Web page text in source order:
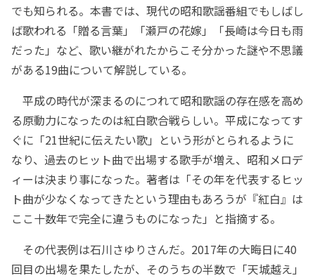
でも知られる。本書では、現代の昭和歌謡番組でもしばし
ば歌われる「贈る言葉」「瀬戸の花嫁」「長崎は今日も雨
だった」など、歌い継がれたからこそ分かった謎や不思議
がある19曲について解説している。
平成の時代が深まるのにつれて昭和歌謡の存在感を高め
る原動力になったのは紅白歌合戦らしい。平成になってす
ぐに「21世紀に伝えたい歌」という形がとられるように
なり、過去のヒット曲で出場する歌手が増え、昭和メロデ
ィーは決まり事になった。著者は「その年を代表するヒッ
ト曲が少なくなってきたという理由もあろうが『紅白』は
ここ十数年で完全に違うものになった」と指摘する。
その代表例は石川さゆりさんだ。2017年の大晦日に40
回目の出場を果たしたが、そのうちの半数で「天城越え」